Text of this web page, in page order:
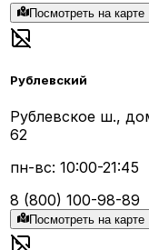
Посмотреть на карте
Рублевский
Рублевское ш.,
62
пн-вс: 10:00-21:45
8 (800) 100-98-89
Посмотреть на карте